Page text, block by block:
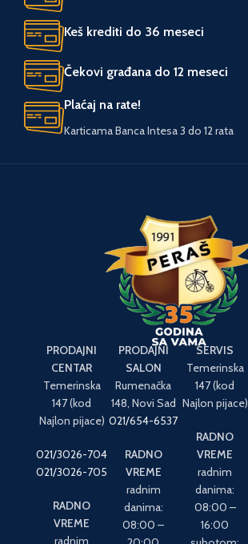
UVOZNIK
Keš krediti do 36 meseci
Čekovi građana do 12 meseci
Plaćaj na rate!
Karticama Banca Intesa 3 do 12 rata
PRODAJNI
CENTAR
Temerinska
147 (kod
Najlon pijace)
021/3026-704
021/3026-705
RADNO
VREME
radnim
PRODAJNI
SALON
Rumenačka
148, Novi Sad
021/654-6537
RADNO
VREME
radnim
danima:
08:00 –
SERVIS
Temerinska
147 (kod
Najlon pijace)
RADNO
VREME
radnim
danima:
08:00 –
16:00